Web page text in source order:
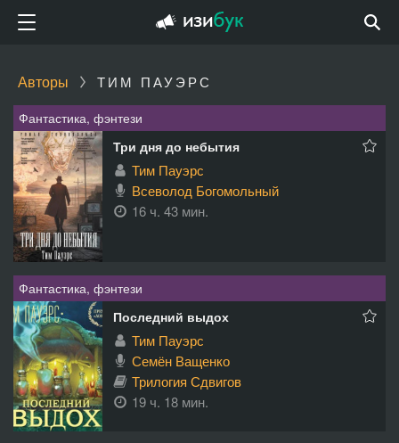
Авторы ТИМ ПАУЭРС
Фантастика, фэнтези
Три дня до небытия
Тим Пауэрс
Всеволод Богомольный
16 ч. 43 мин.
Фантастика, фэнтези
Последний выдох
Тим Пауэрс
Семён Ващенко
Трилогия Сдвигов
19 ч. 18 мин.